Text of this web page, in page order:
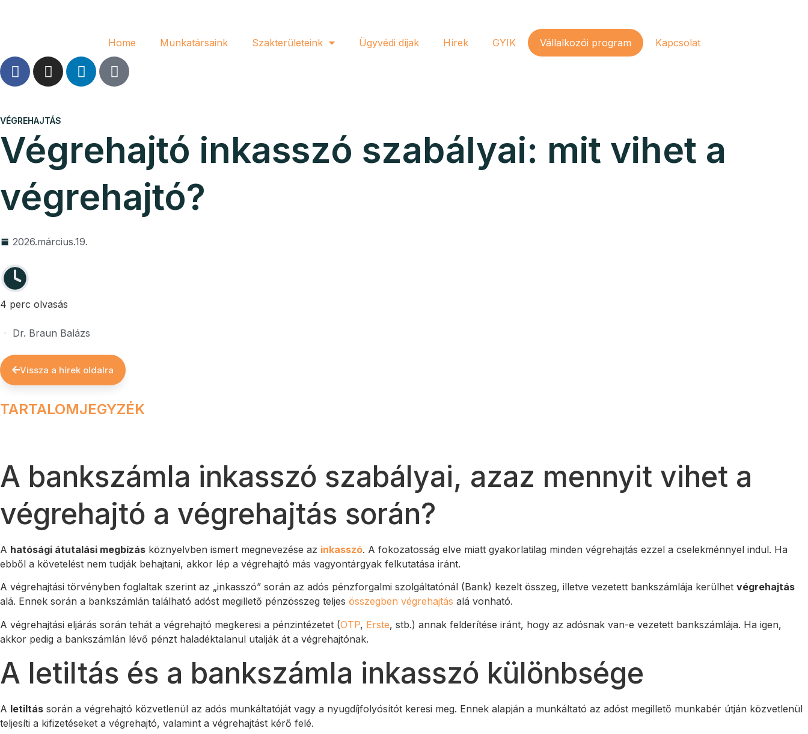
Home Munkatársaink Szakterületeink Ügyvédi díjak Hírek GYIK Vállalkozói program Kapcsolat
VÉGREHAJTÁS
Végrehajtó inkasszó szabályai: mit vihet a
végrehajtó?
2026.március.19.
4 perc olvasás
Dr. Braun Balázs
Vissza a hírek oldalra
TARTALOMJEGYZÉK
A bankszámla inkasszó szabályai, azaz mennyit vihet a
végrehajtó a végrehajtás során?
A hatósági átutalási megbízás köznyelvben ismert megnevezése az inkasszó. A fokozatosság elve miatt gyakorlatilag minden végrehajtás ezzel a cselekménnyel indul. Ha
ebből a követelést nem tudják behajtani, akkor lép a végrehajtó más vagyontárgyak felkutatása iránt.
A végrehajtási törvényben foglaltak szerint az „inkasszó” során az adós pénzforgalmi szolgáltatónál (Bank) kezelt összeg, illetve vezetett bankszámlája kerülhet végrehajtás
alá. Ennek során a bankszámlán található adóst megillető pénzösszeg teljes összegben végrehajtás alá vonható.
A végrehajtási eljárás során tehát a végrehajtó megkeresi a pénzintézetet (OTP, Erste, stb.) annak felderítése iránt, hogy az adósnak van-e vezetett bankszámlája. Ha igen,
akkor pedig a bankszámlán lévő pénzt haladéktalanul utalják át a végrehajtónak.
A letiltás és a bankszámla inkasszó különbsége
A letiltás során a végrehajtó közvetlenül az adós munkáltatóját vagy a nyugdíjfolyósítót keresi meg. Ennek alapján a munkáltató az adóst megillető munkabér útján közvetlenül
teljesíti a kifizetéseket a végrehajtó, valamint a végrehajtást kérő felé.